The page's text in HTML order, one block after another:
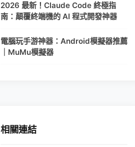
2026 最新！Claude Code 終極指
南：顛覆終端機的 AI 程式開發神器
電腦玩手游神器：Android模擬器推薦
｜MuMu模擬器
相關連結